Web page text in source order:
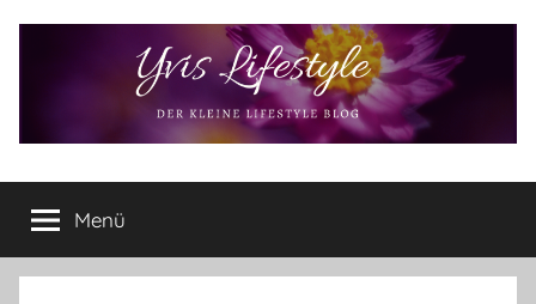
Yvis
Lifestyle
Lifestyle
Blog
–
Menü